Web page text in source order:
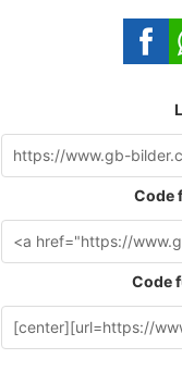
Code
Code